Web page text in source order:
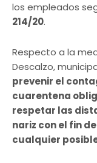
los empleados
214/20.
Respecto a la
Descalzo,
prevenir el
cuarentena
respetar las
nariz con el fin
cualquier